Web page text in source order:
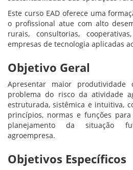
Este curso EAD oferece uma
o profissional atue com alto
rurais, consultorias,
empresas de tecnologia aplicadas
Objetivo Geral
Apresentar maior produtividade
problema do risco da atividade
estruturada, sistêmica e intuitiva,
princípios, normas e funções
planejamento da situação
agroempresa.
Objetivos Específicos